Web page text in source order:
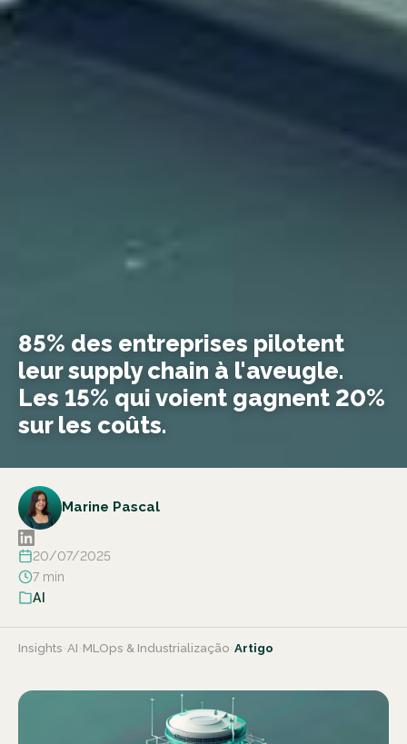
85% des entreprises pilotent
leur supply chain à l'aveugle.
Les 15% qui voient gagnent 20%
sur les coûts.
Marine Pascal
20/07/2025
7 min
AI
Insights AI MLOps & Industrialização Artigo